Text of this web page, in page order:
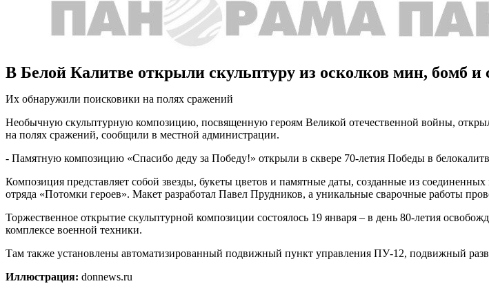
В Белой Калитве открыли скульптуру из осколков мин, бомб и
Их обнаружили поисковики на полях сражений
Необычную скульптурную композицию, посвященную героям Великой отечественной войны,
на полях сражений, сообщили в местной администрации.
- Памятную композицию «Спасибо деду за Победу!» открыли в сквере 70-летия Победы в
Композиция представляет собой звезды, букеты цветов и памятные даты, созданные из
отряда «Потомки героев». Макет разработал Павел Прудников, а уникальные сварочные работы
Торжественное открытие скульптурной композиции состоялось 19 января – в день 80-летия
комплексе военной техники.
Там также установлены автоматизированный подвижный пункт управления ПУ-12, подвижный
Иллюстрация: donnews.ru